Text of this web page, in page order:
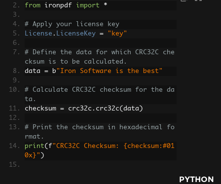
from ironpdf import *
# Apply your license key
License . LicenseKey = "key"
# Define the data for which CRC32C che
cksum is to be calculated.
data = b "Iron Software is the best"
# Calculate CRC32C checksum for the da
ta.
checksum = crc32c . crc32c( data )
# Print the checksum in hexadecimal fo
rmat.
print( f "CRC32C Checksum: {checksum:#01
0x}" )
PYTHON